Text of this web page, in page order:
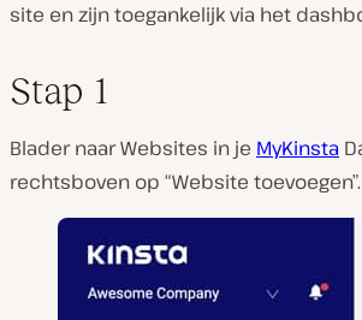
site en zijn toegankelijk via het
Stap 1
Blader naar Websites in je MyKinsta
rechtsboven op “Website toevoegen”.